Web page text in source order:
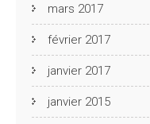
mars 2017
février 2017
janvier 2017
janvier 2015